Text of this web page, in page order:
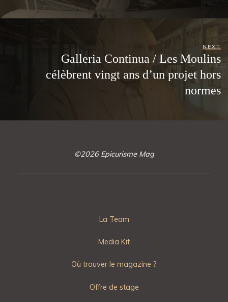
NEXT
Galleria Continua / Les Moulins
célèbrent vingt ans d’un projet hors
normes
©2026 Epicurisme Mag
La Team
Media Kit
Où trouver le magazine ?
Offre de stage